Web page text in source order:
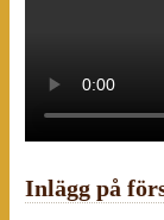
Inlägg på